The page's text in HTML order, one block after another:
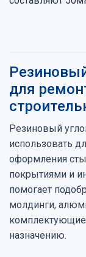
для
Резиновый
использовать
оформления
покрытиями и
помогает
молдинги,
комплектующие
назначению.